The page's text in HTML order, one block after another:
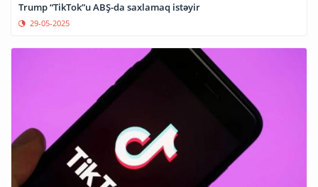
Trump “TikTok”u ABŞ-da saxlamaq istəyir
29-05-2025